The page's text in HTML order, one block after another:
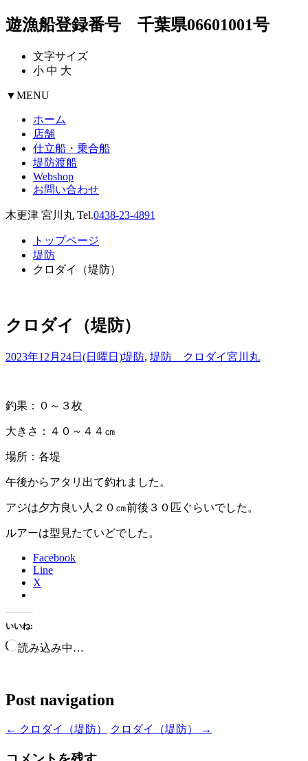
遊漁船登録番号 千葉県06601001号
文字サイズ
小 中 大
▼MENU
ホーム
店舗
仕立船・乗合船
堤防渡船
Webshop
お問い合わせ
木更津 宮川丸 Tel.0438-23-4891
トップページ
堤防
クロダイ（堤防）
クロダイ（堤防）
2023年12月24日(日曜日)堤防, 堤防 クロダイ宮川丸
釣果：０～３枚
大きさ：４０～４４㎝
場所：各堤
午後からアタリ出て釣れました。
アジは夕方良い人２０㎝前後３０匹ぐらいでした。
ルアーは型見たていどでした。
Facebook
Line
X
いいね:
読み込み中…
Post navigation
← クロダイ（堤防） クロダイ（堤防） →